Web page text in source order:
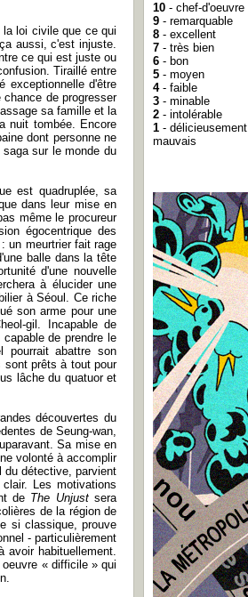
loi civile que ce qui
aussi, c'est injuste.
ce qui est juste ou
Tiraillé entre
exceptionnelle d'être
de progresser
sa famille et la
nuit tombée. Encore
dont personne ne
sur le monde du
est quadruplée, sa
dans leur mise en
même le procureur
égocentrique des
un meurtrier fait rage
balle dans la tête
d'une nouvelle
à élucider une
à Séoul. Ce riche
son arme pour une
gil. Incapable de
de prendre le
pourrait abattre son
sont prêts à tout pour
lâche du quatuor et
découvertes du
de Seung-wan,
Sa mise en
volonté à accomplir
du détective, parvient
Les motivations
de The Unjustsera
de la région de
si classique, prouve
- particulièrement
avoir habituellement.
« difficile » qui
10 - chef-d'oeuvre
9 - remarquable
8 - excellent
7 - très bien
6 - bon
5 - moyen
4- faible
3 - minable
2 - intolérable
1 - délicieusement
mauvais